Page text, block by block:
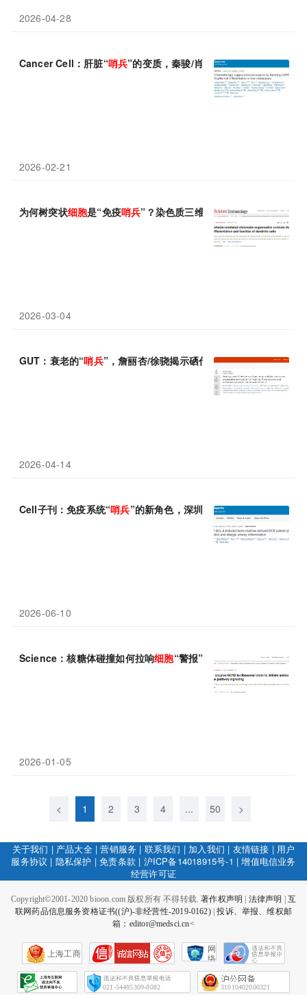
2026-04-28
Cancer Cell：肝脏“哨兵”的变质，秦骏/肖意传等发现化疗重塑
2026-02-21
为何树突状细胞是“免疫哨兵”？染色质三维结构是其分化与激活的
2026-03-04
GUT：衰老的“哨兵”，詹丽杏/徐骁揭示硒代谢异常诱导中性粒细胞
2026-04-14
Cell子刊：免疫系统“哨兵”的新角色，深圳先进技术研究院赵勇等
2026-06-10
Science：核糖体碰撞如何拉响细胞“警报”？研究揭示GCN1-
2026-01-05
< 1 2 3 4 ... 50 >
关于我们 | 产品大全|营销服务 | 联系我们 | 加入我们 | 友情链接 | 用户
服务协议 | 隐私保护 |免责条款 | 沪ICP备14018915号-1 |增值电信业务
经营许可证
Copyright©2001-2020 bioon.com 版权所有 不得转载.著作权声明 法律声明
互
联网药品信息服务资格证书((沪)-非经营性-2019-0162)|投诉、举报、维权邮
箱：editor@medsci.cn<
上海工商
网
络
会
征
021-54485309-8082 31010402000321